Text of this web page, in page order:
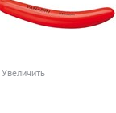
Увеличить